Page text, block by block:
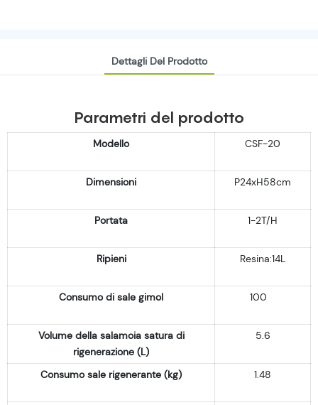
Dettagli Del Prodotto
Parametri del prodotto
Modello CSF-20
Dimensioni P24xH58cm
Portata 1-2T/H
Ripieni Resina:14L
Consumo di sale gimol 100
Volume della salamoia satura di
rigenerazione (L)
5.6
Consumo sale rigenerante (kg) 1.48